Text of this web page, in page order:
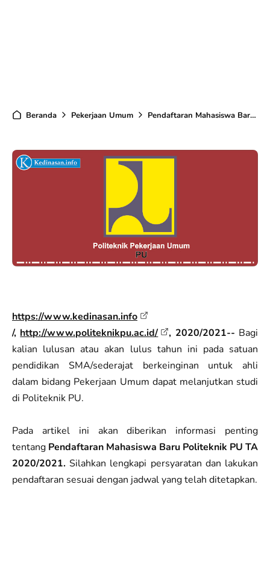
Beranda Pekerjaan Umum Pendaftaran Mahasiswa Baru Politeknik PU TA 2020/2021
https://www.kedinasan.info
/, http://www.politeknikpu.ac.id/ , 2020/2021-- Bagi
kalian lulusan atau akan lulus tahun ini pada satuan
pendidikan SMA/sederajat berkeinginan untuk ahli
dalam bidang Pekerjaan Umum dapat melanjutkan studi
di Politeknik PU.
Pada artikel ini akan diberikan informasi penting
tentang Pendaftaran Mahasiswa Baru Politeknik PU TA
2020/2021. Silahkan lengkapi persyaratan dan lakukan
pendaftaran sesuai dengan jadwal yang telah ditetapkan.